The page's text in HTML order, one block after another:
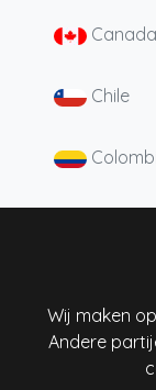
Canada
Chile
Ireland
Wij maken
Andere